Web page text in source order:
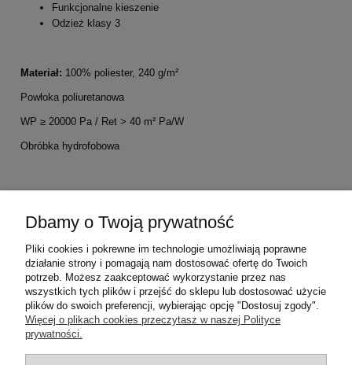
Funkcjonalne kieszenie
Odzież klasy 3
Materiał: 100% poliester, 240 g/m²
Powłoka poliuretanowa
WP ≥ 20000 Pa / Ret > 40 m² Pa/W
Obróbka hydrofobowa
GO/RT 3279
EN 343 4 1
EN ISO 20471 3
OEKOTEX
Pomoc
Moje konto
Dbamy o Twoją prywatność
Pliki cookies i pokrewne im technologie umożliwiają poprawne
działanie strony i pomagają nam dostosować ofertę do Twoich
potrzeb. Możesz zaakceptować wykorzystanie przez nas
wszystkich tych plików i przejść do sklepu lub dostosować użycie
plików do swoich preferencji, wybierając opcję "Dostosuj zgody".
Więcej o plikach cookies przeczytasz w naszej Polityce
prywatności.